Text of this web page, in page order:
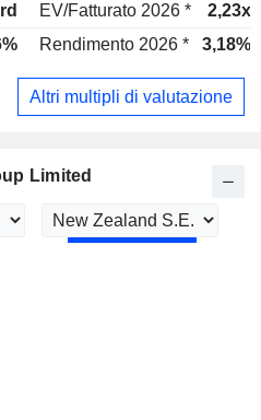
EV/Fatturato 2026 *
2,23x
Rendimento 2026 * 3,18%
Altri multipli di valutazione
Limited